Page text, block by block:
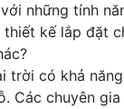
với những tính
kế lắp đặt
trời có khả
Các chuyên